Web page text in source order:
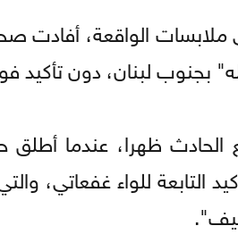
ملابسات الواقعة،
بجنوب لبنان، دون تأكيد
الحادث ظهرا، عندما
التابعة للواء غفعاتي،